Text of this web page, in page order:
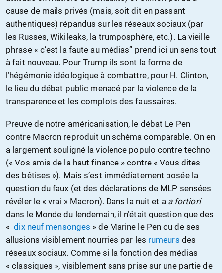
cause de mails privés (mais, soit dit en passant
authentiques) répandus sur les réseaux sociaux (par
les Russes, Wikileaks, la trumposphère, etc.). La vieille
phrase « c’est la faute au médias” prend ici un sens tout
à fait nouveau. Pour Trump ils sont la forme de
l’hégémonie idéologique à combattre, pour H. Clinton,
le lieu du débat public menacé par la violence de la
transparence et les complots des faussaires.
Preuve de notre américanisation, le débat Le Pen
contre Macron reproduit un schéma comparable. On en
a largement souligné la violence populo contre techno
(« Vos amis de la haut finance » contre « Vous dites
des bêtises »). Mais s’est immédiatement posée la
question du faux (et des déclarations de MLP sensées
révéler le « vrai » Macron). Dans la nuit et a a fortiori
dans le Monde du lendemain, il n’était question que des
« dix neuf mensonges » de Marine le Pen ou de ses
allusions visiblement nourries par les rumeurs des
réseaux sociaux. Comme si la fonction des médias
« classiques », visiblement sans prise sur une partie de